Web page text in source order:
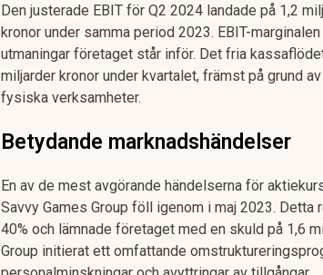
Den justerade EBIT för Q2 2024 landade på 1,2
kronor under samma period 2023. EBIT-
utmaningar företaget står inför. Det fria
miljarder kronor under kvartalet, främst på grund
fysiska verksamheter.
Betydande marknadshändelser
En av de mest avgörande händelserna för
Savvy Games Group föll igenom i maj 2023.
40% och lämnade företaget med en skuld på 1,6
Group initierat ett omfattande